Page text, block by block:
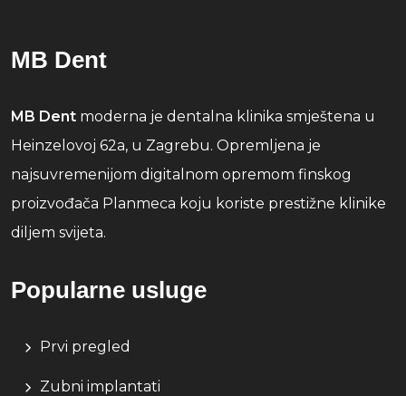
MB Dent
MB Dent moderna je dentalna klinika smještena u
Heinzelovoj 62a, u Zagrebu. Opremljena je
najsuvremenijom digitalnom opremom finskog
proizvođača Planmeca koju koriste prestižne klinike
diljem svijeta.
Popularne usluge
Prvi pregled
Zubni implantati